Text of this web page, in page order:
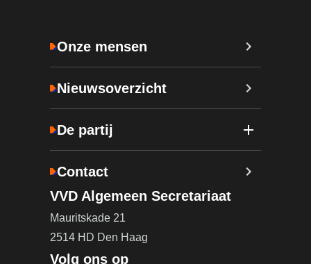
Onze mensen
Nieuwsoverzicht
De partij
Contact
VVD Algemeen Secretariaat
Mauritskade 21
2514 HD Den Haag
Volg ons op